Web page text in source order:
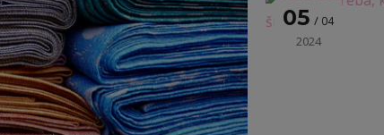
05 04
2024